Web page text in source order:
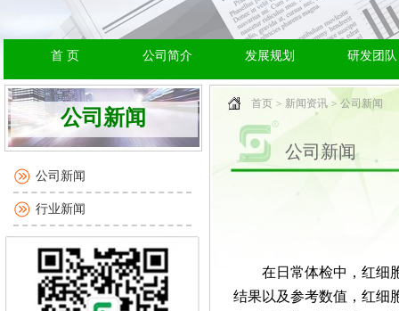
首 页 公司简介 发展规划 研发团队
公司新闻
公司新闻
行业新闻
首页 新闻资讯 公司新闻
公司新闻
在日常体检中，红细胞
结果以及参考数值，红细